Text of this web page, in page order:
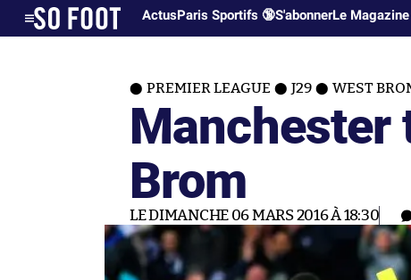
ActusParis Sportifs 🔞S'abonnerLe Magazine
PREMIER LEAGUE J29 WEST
Manchester
Brom
LE DIMANCHE 06 MARS 2016 À 18:30